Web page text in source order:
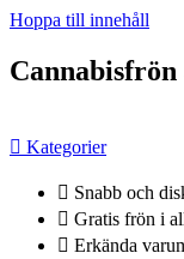
Hoppa till innehåll
Kategorier
Snabb och
Gratis frön i
Erkända